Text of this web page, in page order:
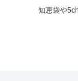
知恵袋や